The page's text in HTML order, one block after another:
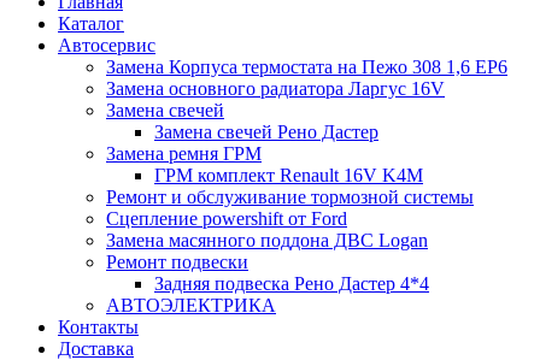
Каталог
Автосервис
Замена Корпуса термостата на Пежо 308 1,6 EP6
Замена основного радиатора Ларгус 16V
Замена свечей
Замена свечей Рено Дастер
Замена ремня ГРМ
ГРМ комплект Renault 16V K4M
Ремонт и обслуживание тормозной системы
Сцепление powershift от Ford
Замена масянного поддона ДВС Logan
Ремонт подвески
Задняя подвеска Рено Дастер 4*4
АВТОЭЛЕКТРИКА
Контакты
Доставка